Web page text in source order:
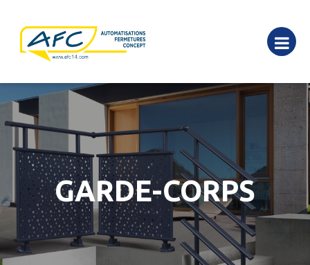
GARDE-CORPS